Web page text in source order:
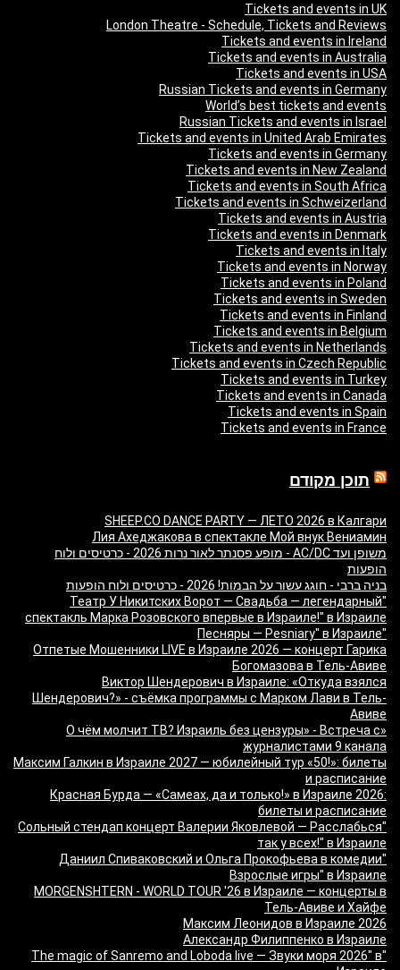
Tickets and events in UK
London Theatre - Schedule, Tickets and Reviews
Tickets and events in Ireland
Tickets and events in Australia
Tickets and events in USA
Russian Tickets and events in Germany
World’s best tickets and events
Russian Tickets and events in Israel
Tickets and events in United Arab Emirates
Tickets and events in Germany
Tickets and events in New Zealand
Tickets and events in South Africa
Tickets and events in Schweizerland
Tickets and events in Austria
Tickets and events in Denmark
Tickets and events in Italy
Tickets and events in Norway
Tickets and events in Poland
Tickets and events in Sweden
Tickets and events in Finland
Tickets and events in Belgium
Tickets and events in Netherlands
Tickets and events in Czech Republic
Tickets and events in Turkey
Tickets and events in Canada
Tickets and events in Spain
Tickets and events in France
תוכן מקודם
SHEEP.CO DANCE PARTY — ЛЕТО 2026 в Калгари
Лия Ахеджакова в спектакле Мой внук Вениамин
משופן ועד AC/DC - מופע פסנתר לאור נרות 2026 - כרטיסים ולוח
הופעות
בניה ברבי - חוגג עשור על הבמות! 2026 - כרטיסים ולוח הופעות
"Театр У Никитских Ворот — Свадьба — легендарный
спектакль Марка Розовского впервые в Израиле!" в Израиле
"Песняры — Pesniary" в Израиле
Отпетые Мошенники LIVE в Израиле 2026 — концерт Гарика
Богомазова в Тель-Авиве
Виктор Шендерович в Израиле: «Откуда взялся
Шендерович?» - съёмка программы с Марком Лави в Тель-
Авиве
«О чём молчит ТВ? Израиль без цензуры» - Встреча с
журналистами 9 канала
Максим Галкин в Израиле 2027 — юбилейный тур «50!»: билеты
и расписание
Красная Бурда — «Самеах, да и только!» в Израиле 2026:
билеты и расписание
"Сольный стендап концерт Валерии Яковлевой — Расслабься
так у всех!" в Израиле
"Даниил Спиваковский и Ольга Прокофьева в комедии
Взрослые игры" в Израиле
MORGENSHTERN - WORLD TOUR '26 в Израиле — концерты в
Тель-Авиве и Хайфе
Максим Леонидов в Израиле 2026
Александр Филиппенко в Израиле
"The magic of Sanremo and Loboda live — Звуки моря 2026" в